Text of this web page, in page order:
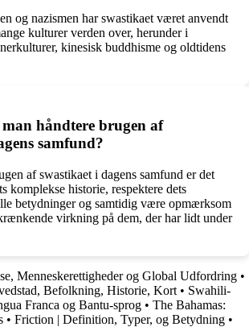
og nazismen har swastikaet været anvendt
kulturer verden over, herunder i
kinesisk buddhisme og oldtidens
håndtere brugen af
samfund?
af swastikaet i dagens samfund er det
komplekse historie, respektere dets
betydninger og samtidig være opmærksom
virkning på dem, der har lidt under
Menneskerettigheder og Global Udfordring •
Befolkning, Historie, Kort • Swahili-
Franca og Bantu-sprog • The Bahamas:
• Friction | Definition, Typer, og Betydning •